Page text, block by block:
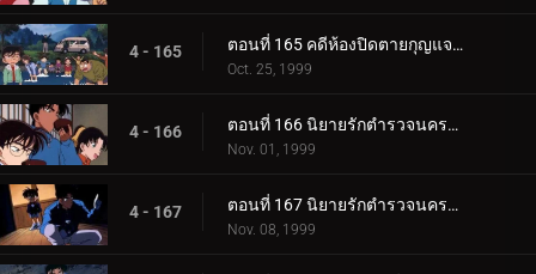
4 - 165 ตอนที่ 165 คดีห้องปิดตายกุญแจอยู่ในน้ำ
Oct. 25, 1999
4 - 166 ตอนที่ 166 นิยายรักตำรวจนครบาลภาค 2 (ตอนแรก)
Nov. 01, 1999
4 - 167 ตอนที่ 167 นิยายรักตำรวจนครบาลภาค 2 (ตอนจบ)
Nov. 08, 1999